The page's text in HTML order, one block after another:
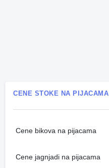
CENE STOKE NA PIJACAMA
Cene bikova na pijacama
Cene jagnjadi na pijacama